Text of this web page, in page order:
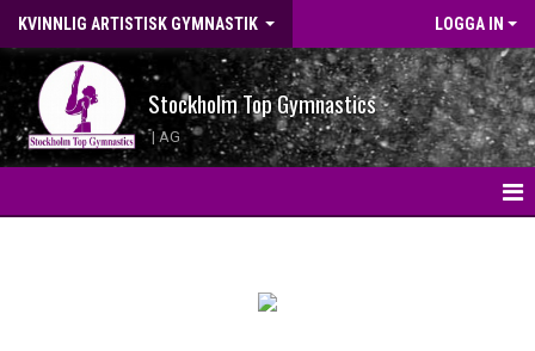
KVINNLIG ARTISTISK GYMNASTIK LOGGA IN
Stockholm Top Gymnastics
| AG